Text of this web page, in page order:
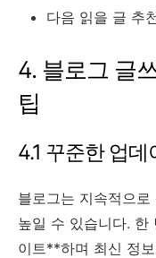
다음 읽을 글 추
4. 블로그 글
팁
4.1 꾸준한 업데
블로그는 지속적으
높일 수 있습니다.
이트**하며 최신 정